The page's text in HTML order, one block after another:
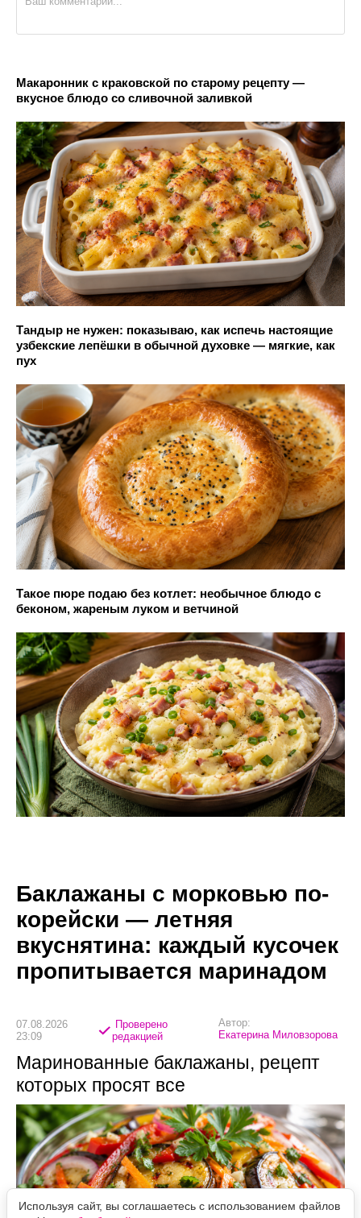
Макаронник с краковской по старому рецепту —
вкусное блюдо со сливочной заливкой
Тандыр не нужен: показываю, как испечь настоящие
узбекские лепёшки в обычной духовке — мягкие, как
пух
Такое пюре подаю без котлет: необычное блюдо с
беконом, жареным луком и ветчиной
Баклажаны с морковью по-
корейски — летняя
вкуснятина: каждый кусочек
пропитывается маринадом
07.08.2026
23:09
Проверено
редакцией
Автор:
Екатерина Миловзорова
Маринованные баклажаны, рецепт
которых просят все
Используя сайт, вы соглашаетесь с использованием файлов